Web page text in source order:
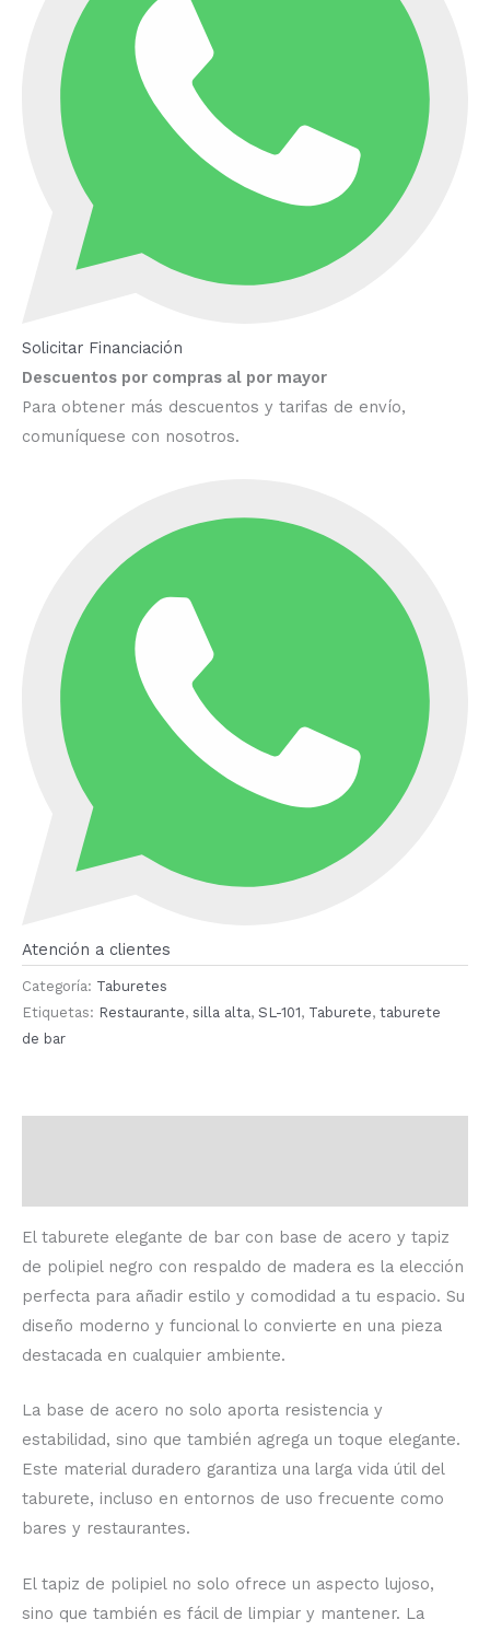
Solicitar Financiación
Descuentos por compras al por mayor
Para obtener más descuentos y tarifas de envío,
comuníquese con nosotros.
Atención a clientes
Categoría: Taburetes
Etiquetas: Restaurante, silla alta, SL-101, Taburete, taburete
de bar
El taburete elegante de bar con base de acero y tapiz
de polipiel negro con respaldo de madera es la elección
perfecta para añadir estilo y comodidad a tu espacio. Su
diseño moderno y funcional lo convierte en una pieza
destacada en cualquier ambiente.
La base de acero no solo aporta resistencia y
estabilidad, sino que también agrega un toque elegante.
Este material duradero garantiza una larga vida útil del
taburete, incluso en entornos de uso frecuente como
bares y restaurantes.
El tapiz de polipiel no solo ofrece un aspecto lujoso,
sino que también es fácil de limpiar y mantener. La